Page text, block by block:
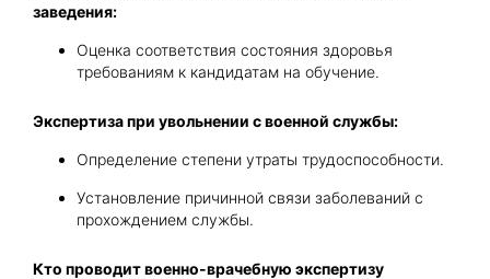
заведения:
Оценка соответствия состояния здоровья
требованиям к кандидатам на обучение.
Экспертиза при увольнении с военной службы:
Определение степени утраты трудоспособности.
Установление причинной связи заболеваний с
прохождением службы.
Кто проводит военно-врачебную экспертизу